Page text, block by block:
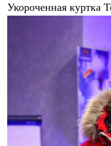
Укороченная куртка